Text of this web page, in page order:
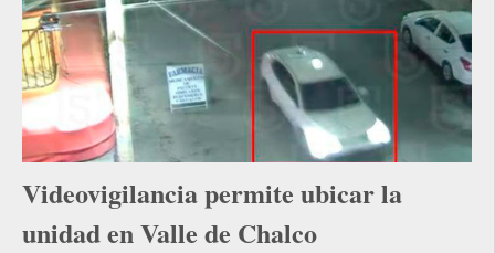
Videovigilancia permite ubicar la
unidad en Valle de Chalco